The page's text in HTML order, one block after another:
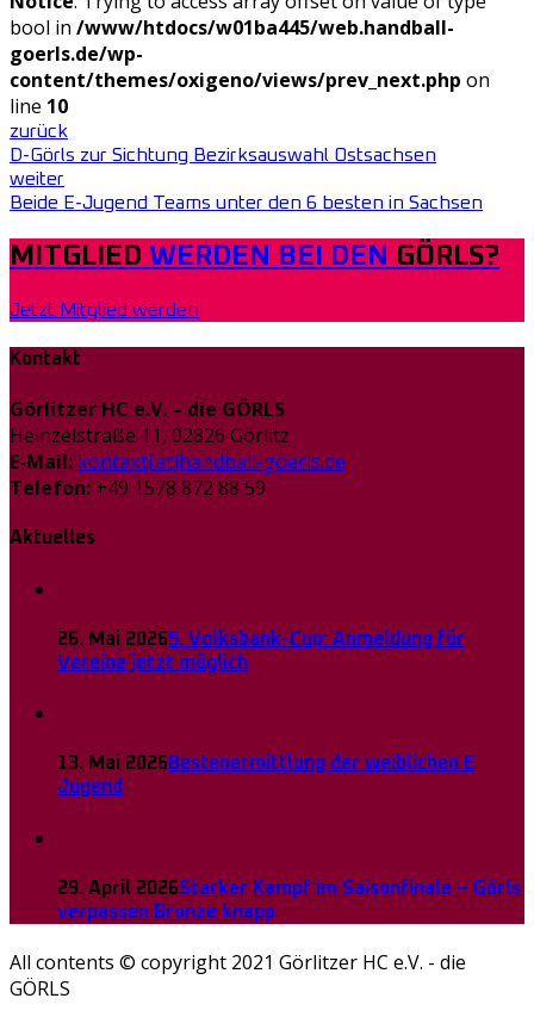
bool in /www/htdocs/w01ba445/web.handball-
goerls.de/wp-
content/themes/oxigeno/views/prev_next.php on
line 10
zurück
D-Görls zur Sichtung Bezirksauswahl Ostsachsen
weiter
Beide E-Jugend Teams unter den 6 besten in Sachsen
MITGLIED WERDEN BEI DEN GÖRLS?
Jetzt Mitglied werden
Kontakt
Görlitzer HC e.V. – die GÖRLS
Heinzelstraße 11, 02826 Görlitz
E-Mail: kontakt[at]handball-goerls.de
Telefon: +49 1578 872 88 59
Aktuelles
26. Mai 20265. Volksbank-Cup: Anmeldung für
Vereine jetzt möglich
13. Mai 2026Bestenermittlung der weiblichen E
Jugend
29. April 2026Starker Kampf im Saisonfinale – Görls
verpassen Bronze knapp
All contents © copyright 2021 Görlitzer HC e.V. - die
GÖRLS